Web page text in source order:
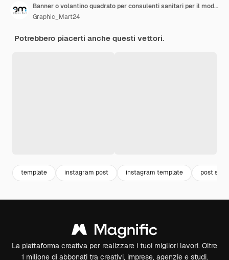
Banner o volantino quadrato per consulenti sanitari per il modello di post sui social media
Graphic_Mart24
Potrebbero piacerti anche questi vettori.
template instagram post instagram template post
La piattaforma creativa per realizzare i tuoi migliori lavori. Oltre
1 milione di abbonati tra creativi, imprese, agenzie e studi.